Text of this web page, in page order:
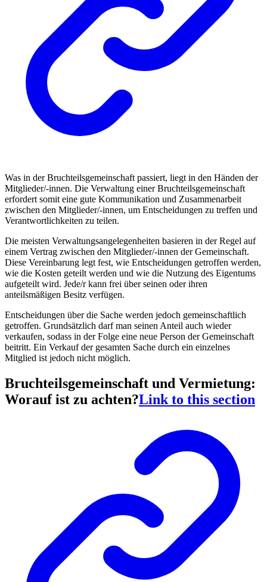
Was in der Bruchteilsgemeinschaft passiert, liegt in den Händen der
Mitglieder/-innen. Die Verwaltung einer Bruchteilsgemeinschaft
erfordert somit eine gute Kommunikation und Zusammenarbeit
zwischen den Mitglieder/-innen, um Entscheidungen zu treffen und
Verantwortlichkeiten zu teilen.
Die meisten Verwaltungsangelegenheiten basieren in der Regel auf
einem Vertrag zwischen den Mitglieder/-innen der Gemeinschaft.
Diese Vereinbarung legt fest, wie Entscheidungen getroffen werden,
wie die Kosten geteilt werden und wie die Nutzung des Eigentums
aufgeteilt wird. Jede/r kann frei über seinen oder ihren
anteilsmäßigen Besitz verfügen.
Entscheidungen über die Sache werden jedoch gemeinschaftlich
getroffen. Grundsätzlich darf man seinen Anteil auch wieder
verkaufen, sodass in der Folge eine neue Person der Gemeinschaft
beitritt. Ein Verkauf der gesamten Sache durch ein einzelnes
Mitglied ist jedoch nicht möglich.
Bruchteilsgemeinschaft und Vermietung:
Worauf ist zu achten?Link to this section